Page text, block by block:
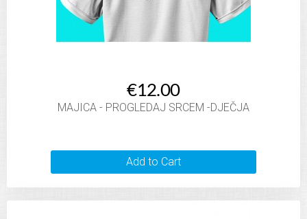
€12.00
MAJICA - PROGLEDAJ SRCEM -DJEČJA
Add to Cart